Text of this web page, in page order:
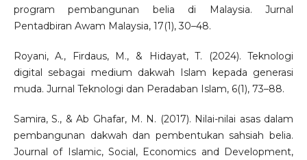
program pembangunan belia di Malaysia. Jurnal
Pentadbiran Awam Malaysia, 17(1), 30–48.
Royani, A., Firdaus, M., & Hidayat, T. (2024). Teknologi
digital sebagai medium dakwah Islam kepada generasi
muda. Jurnal Teknologi dan Peradaban Islam, 6(1), 73–88.
Samira, S., & Ab Ghafar, M. N. (2017). Nilai-nilai asas dalam
pembangunan dakwah dan pembentukan sahsiah belia.
Journal of Islamic, Social, Economics and Development,